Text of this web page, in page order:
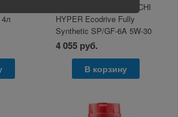
Моторное масло TOTACHI
HYPER Ecodrive Fully
Synthetic SP/GF-6A 5W-30
4л
4 055 руб.
В корзину